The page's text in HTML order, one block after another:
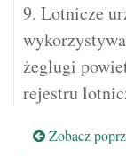
9. Lotnicze
żeglugi
rejestru
Zobacz